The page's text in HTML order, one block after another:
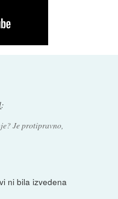
:
Je protipravno,
ni bila izvedena